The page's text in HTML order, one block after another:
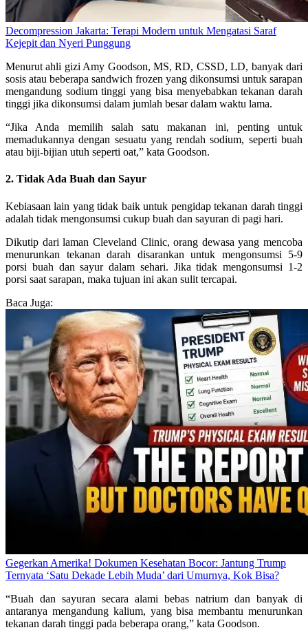
Decompression Jakarta: Terapi Modern untuk Mengatasi Saraf
Kejepit dan Nyeri Punggung
Menurut ahli gizi Amy Goodson, MS, RD, CSSD, LD, banyak dari
sosis atau beberapa sandwich frozen yang dikonsumsi untuk sarapan
mengandung sodium tinggi yang bisa menyebabkan tekanan darah
tinggi jika dikonsumsi dalam jumlah besar dalam waktu lama.
“Jika Anda memilih salah satu makanan ini, penting untuk
memadukannya dengan sesuatu yang rendah sodium, seperti buah
atau biji-bijian utuh seperti oat,” kata Goodson.
2. Tidak Ada Buah dan Sayur
Kebiasaan lain yang tidak baik untuk pengidap tekanan darah tinggi
adalah tidak mengonsumsi cukup buah dan sayuran di pagi hari.
Dikutip dari laman Cleveland Clinic, orang dewasa yang mencoba
menurunkan tekanan darah disarankan untuk mengonsumsi 5-9
porsi buah dan sayur dalam sehari. Jika tidak mengonsumsi 1-2
porsi saat sarapan, maka tujuan ini akan sulit tercapai.
Baca Juga:
Gegerkan Amerika! Dokumen Kesehatan Bocor: Jantung Trump
Ternyata ‘Satu Dekade Lebih Muda’ dari Umurnya, Kok Bisa?
“Buah dan sayuran secara alami bebas natrium dan banyak di
antaranya mengandung kalium, yang bisa membantu menurunkan
tekanan darah tinggi pada beberapa orang,” kata Goodson.